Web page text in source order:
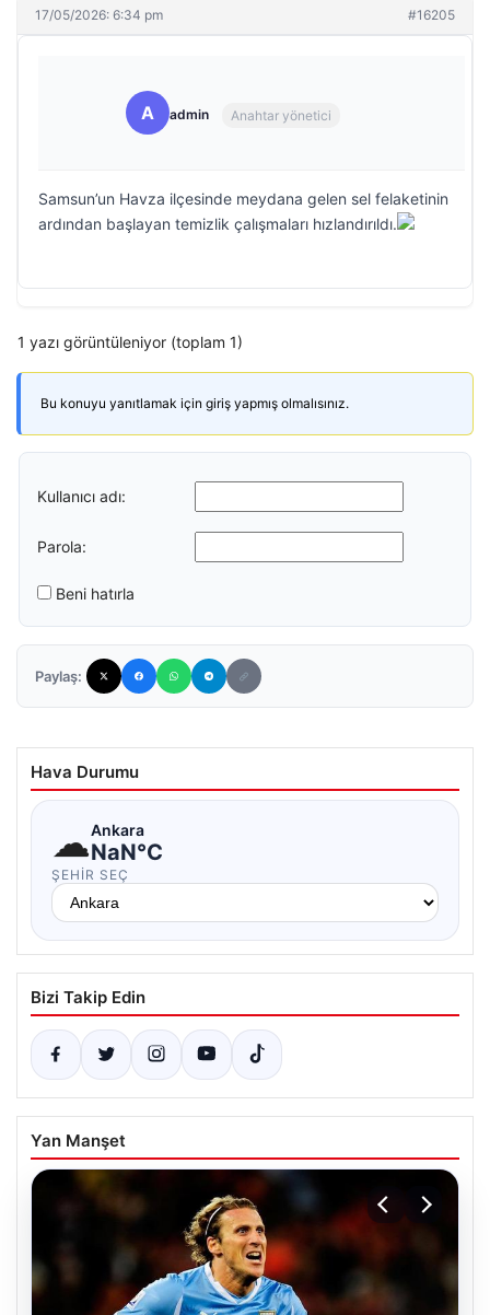
17/05/2026: 6:34 pm #16205
A admin Anahtar yönetici
Samsun’un Havza ilçesinde meydana gelen sel felaketinin
ardından başlayan temizlik çalışmaları hızlandırıldı.
1 yazı görüntüleniyor (toplam 1)
Bu konuyu yanıtlamak için giriş yapmış olmalısınız.
Kullanıcı adı:
Parola:
Beni hatırla
Paylaş:
Hava Durumu
☁Ankara
NaN°C
ŞEHIR SEÇ
Bizi Takip Edin
Yan Manşet